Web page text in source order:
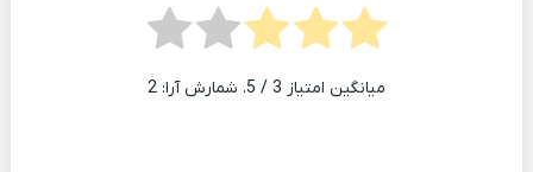
میانگین امتیاز 3 / 5. شمارش آرا: 2